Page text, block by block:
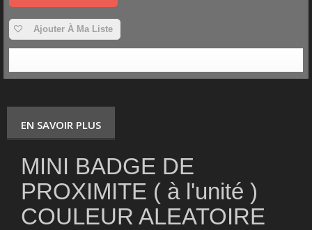
Ajouter À Ma Liste
EN SAVOIR PLUS
MINI BADGE DE
PROXIMITE ( à l'unité )
COULEUR ALEATOIRE